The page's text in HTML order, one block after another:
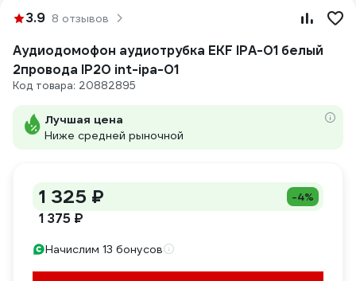
3.9 8 отзывов
Аудиодомофон аудиотрубка EKF IPA-01 белый
2провода IP20 int-ipa-01
Код товара: 20882895
Лучшая цена
Ниже средней рыночной
1 325 ₽ -4%
1 375 ₽
Начислим 13 бонусов